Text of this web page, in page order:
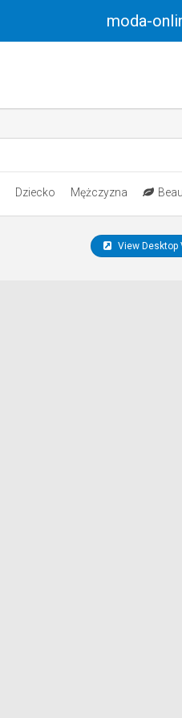
moda-
Dziecko Mężczyzna
View Desktop